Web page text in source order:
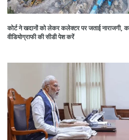
कोर्ट ने खदानों को लेकर कलेक्टर पर जताई नाराजगी,
वीडियोग्राफी की सीडी पेश करें